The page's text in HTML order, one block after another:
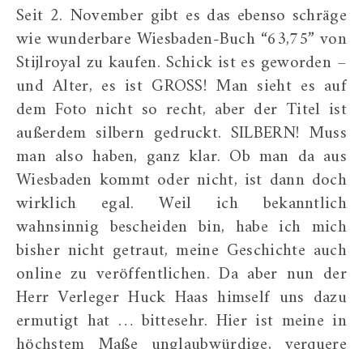
Seit 2. November gibt es das ebenso schräge
wie wunderbare Wiesbaden-Buch “63,75” von
Stijlroyal zu kaufen. Schick ist es geworden –
und Alter, es ist GROSS! Man sieht es auf
dem Foto nicht so recht, aber der Titel ist
außerdem silbern gedruckt. SILBERN! Muss
man also haben, ganz klar. Ob man da aus
Wiesbaden kommt oder nicht, ist dann doch
wirklich egal. Weil ich bekanntlich
wahnsinnig bescheiden bin, habe ich mich
bisher nicht getraut, meine Geschichte auch
online zu veröffentlichen. Da aber nun der
Herr Verleger Huck Haas himself uns dazu
ermutigt hat … bittesehr. Hier ist meine in